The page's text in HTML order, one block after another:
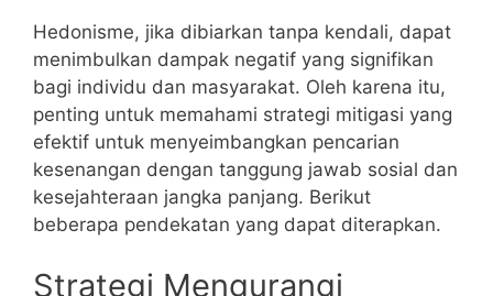
Hedonisme, jika dibiarkan tanpa kendali, dapat
menimbulkan dampak negatif yang signifikan
bagi individu dan masyarakat. Oleh karena itu,
penting untuk memahami strategi mitigasi yang
efektif untuk menyeimbangkan pencarian
kesenangan dengan tanggung jawab sosial dan
kesejahteraan jangka panjang. Berikut
beberapa pendekatan yang dapat diterapkan.
Strategi Mengurangi